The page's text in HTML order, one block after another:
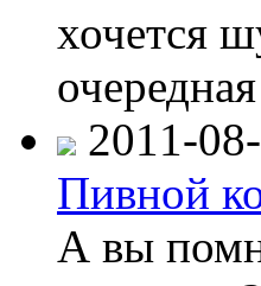
хочется
2011-
Пивной
А вы